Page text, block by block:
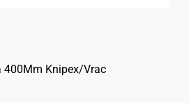
400Mm Knipex/Vrac